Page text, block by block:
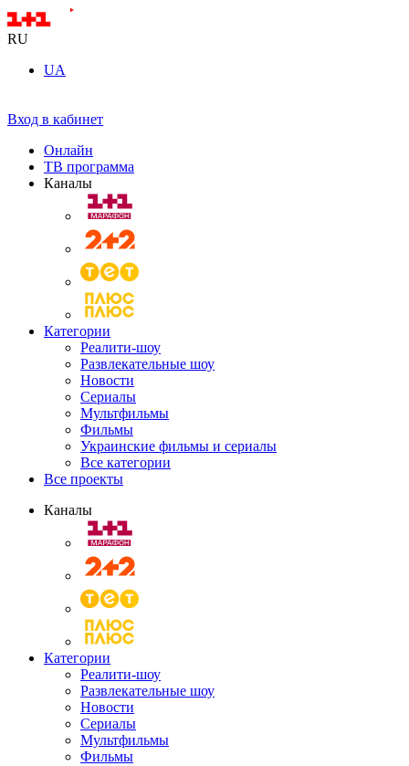
RU
UA
Вход в кабинет
Онлайн
ТВ программа
Каналы
Категории
Реалити-шоу
Развлекательные шоу
Новости
Сериалы
Мультфильмы
Фильмы
Украинские фильмы и сериалы
Все категории
Все проекты
Каналы
Категории
Реалити-шоу
Развлекательные шоу
Новости
Сериалы
Мультфильмы
Фильмы